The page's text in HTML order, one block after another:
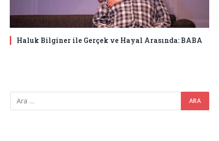
Haluk Bilginer ile Gerçek ve Hayal Arasında: BABA